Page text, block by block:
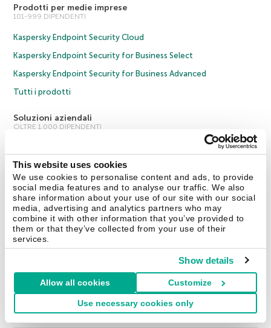
This website uses cookies
We use cookies to personalise content and ads, to provide
social media features and to analyse our traffic. We also
share information about your use of our site with our social
media, advertising and analytics partners who may
combine it with other information that you’ve provided to
them or that they’ve collected from your use of their
services.
Show details
Allow all cookies Customize
Use necessary cookies only
Prodotti per medie imprese
101-999 DIPENDENTI
Kaspersky Endpoint Security Cloud
Kaspersky Endpoint Security for Business Select
Kaspersky Endpoint Security for Business Advanced
Tutti i prodotti
Soluzioni aziendali
OLTRE 1.000 DIPENDENTI
Threat Management and Defense
Endpoint Security
Hybrid Cloud Security
Cybersecurity Training
Threat Intelligence
© 2026 AO Kaspersky Lab. Tutti i diritti riservati.
Informativa sulla privacy
Policy anticorruzione
Contratto di licenza B2C
Contratto di licenza B2B
Cookies